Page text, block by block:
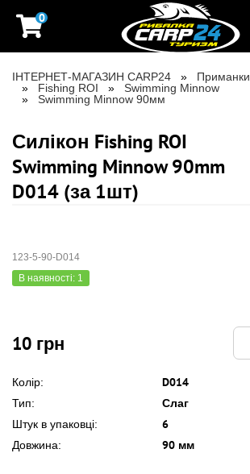
0
ІНТЕРНЕТ-МАГАЗИН CARP24 Приманки
Fishing ROI
Swimming Minnow
Swimming Minnow 90мм
Силікон Fishing ROI
Swimming Minnow 90mm
D014 (за 1шт)
123-5-90-D014
В наявності: 1
10 грн
Колір: D014
Тип: Слаг
Штук в упаковці: 6
Довжина: 90 мм